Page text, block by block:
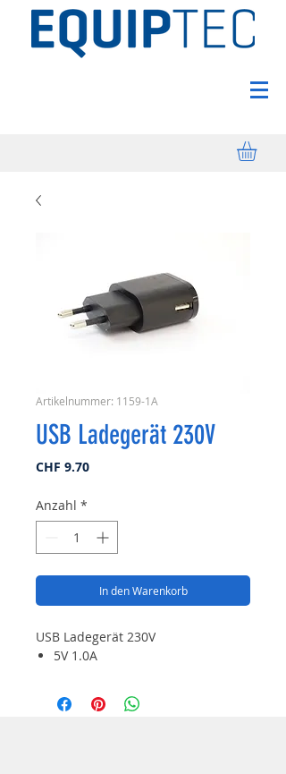
Artikelnummer: 1159-1A
USB Ladegerät 230V
CHF 9.70Preis
Anzahl *
In den Warenkorb
USB Ladegerät 230V
5V 1.0A